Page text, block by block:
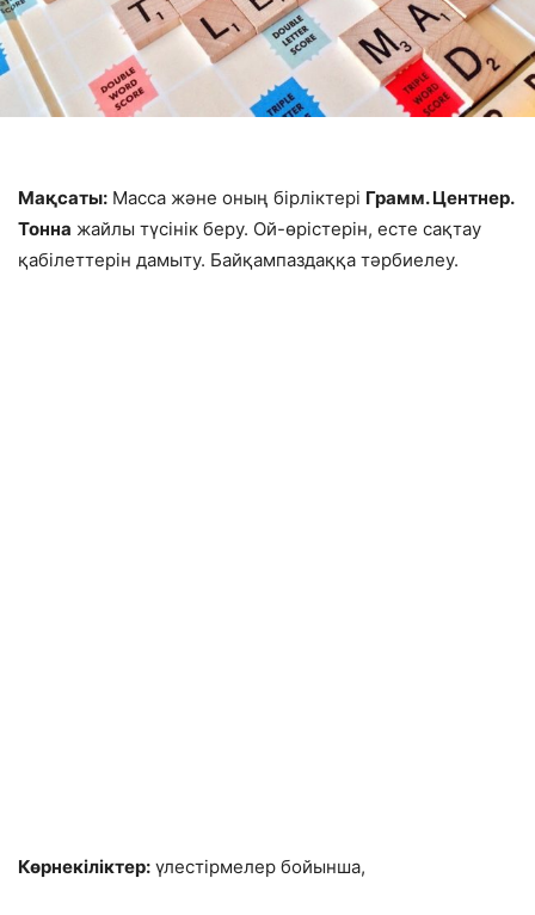
Мақсаты: Масса және оның бірліктері Грамм. Центнер.
Тонна жайлы түсінік беру. Ой-өрістерін, есте сақтау
қабілеттерін дамыту. Байқампаздаққа тәрбиелеу.
Көрнекіліктер: үлестірмелер бойынша,